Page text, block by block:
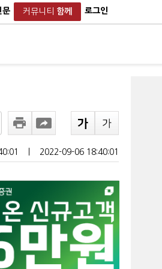
문 커뮤니티 함께 로그인
2022-09-06 18:40:01